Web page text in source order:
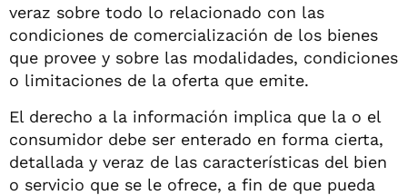
veraz sobre todo lo relacionado con las
condiciones de comercialización de los bienes
que provee y sobre las modalidades, condiciones
o limitaciones de la oferta que emite.
El derecho a la información implica que la o el
consumidor debe ser enterado en forma cierta,
detallada y veraz de las características del bien
o servicio que se le ofrece, a fin de que pueda